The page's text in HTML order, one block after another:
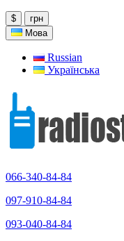
$
грн
Мова
Russian
Українська
066-340-84-84
097-910-84-84
093-040-84-84